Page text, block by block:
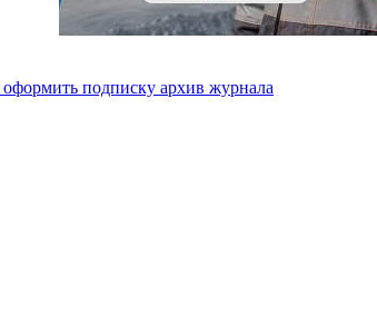
оформить подписку архив журнала